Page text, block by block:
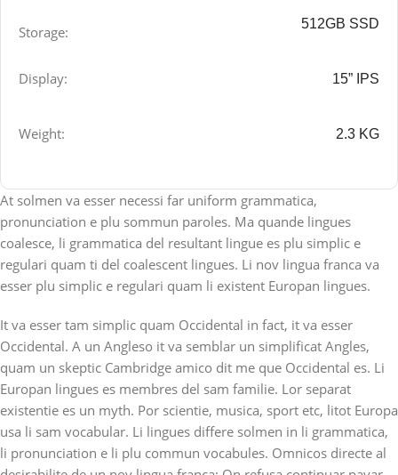
Storage: 512GB SSD
Display: 15” IPS
Weight: 2.3 KG
At solmen va esser necessi far uniform grammatica,
pronunciation e plu sommun paroles. Ma quande lingues
coalesce, li grammatica del resultant lingue es plu simplic e
regulari quam ti del coalescent lingues. Li nov lingua franca va
esser plu simplic e regulari quam li existent Europan lingues.
It va esser tam simplic quam Occidental in fact, it va esser
Occidental. A un Angleso it va semblar un simplificat Angles,
quam un skeptic Cambridge amico dit me que Occidental es. Li
Europan lingues es membres del sam familie. Lor separat
existentie es un myth. Por scientie, musica, sport etc, litot Europa
usa li sam vocabular. Li lingues differe solmen in li grammatica,
li pronunciation e li plu commun vocabules. Omnicos directe al